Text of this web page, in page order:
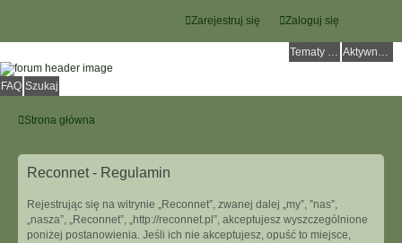
Zaloguj się
Zarejestruj się
Tematy bez odpowiedzi Aktywne tematy
FAQ Szukaj
Strona główna
Reconnet - Regulamin
Rejestrując się na witrynie „Reconnet”, zwanej dalej „my”, ”nas”,
„nasza”, „Reconnet”, „http://reconnet.pl”, akceptujesz wyszczególnione
poniżej postanowienia. Jeśli ich nie akceptujesz, opuść to miejsce,